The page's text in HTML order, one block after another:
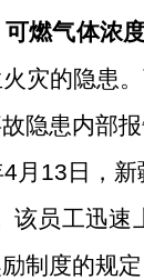
燃气体浓
灾的隐患
隐患内部
4月 13 日，
该员工迅速
制度的规定